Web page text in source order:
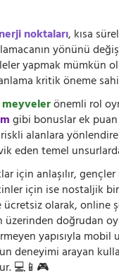
noktaları, kısa
yönünü
yapmak mümkün
kritik öneme
meyvelerönemli rol
gibi bonuslar ek puan
alanlara
eden temel
için anlaşılır,
için ise nostaljik
olarak, online
doğrudan
yapısıyla mobil
deneyimi arayan
💻📱🎮